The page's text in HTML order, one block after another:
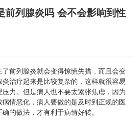
前列腺炎吗 会不会影响到性
前列腺炎就会变得惊慌失措，而且会变
治疗起来是比较复杂的，这样就很容易
力。但是病人也不要太紧张焦虑，因为
情恶化，病人要做的是及时到正规的医
的做法，才有利于病情好转。